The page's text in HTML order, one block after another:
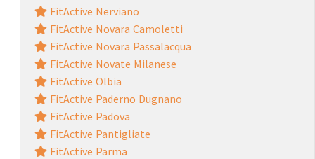
FitActive Nerviano
FitActive Novara Camoletti
FitActive Novara Passalacqua
FitActive Novate Milanese
FitActive Olbia
FitActive Paderno Dugnano
FitActive Padova
FitActive Pantigliate
FitActive Parma